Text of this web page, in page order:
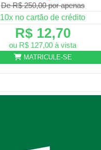
De R$ 250,00 por apenas
10x no cartão de crédito
R$ 12,70
ou R$ 127,00 à vista
MATRICULE-SE